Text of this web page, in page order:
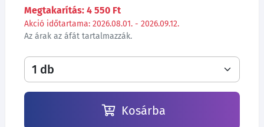
Megtakarítás: 4 550 Ft
Akció időtartama: 2026.08.01. - 2026.09.12.
Az árak az áfát tartalmazzák.
Kosárba